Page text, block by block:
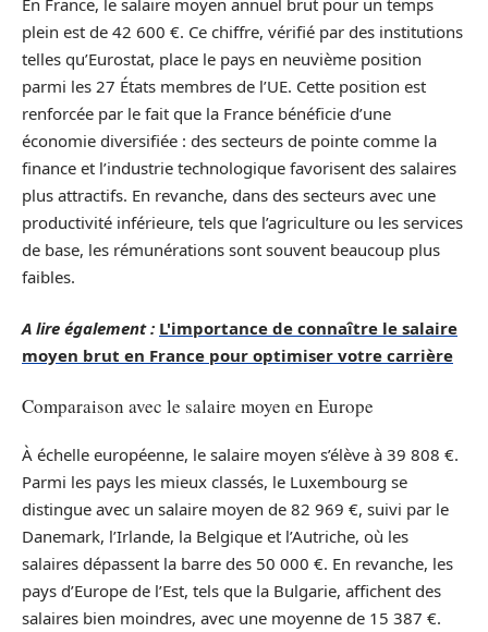
plein est de 42 600 €. Ce chiffre, vérifié par des institutions
telles qu’Eurostat, place le pays en neuvième position
parmi les 27 États membres de l’UE. Cette position est
renforcée par le fait que la France bénéficie d’une
économie diversifiée : des secteurs de pointe comme la
finance et l’industrie technologique favorisent des salaires
plus attractifs. En revanche, dans des secteurs avec une
productivité inférieure, tels que l’agriculture ou les services
de base, les rémunérations sont souvent beaucoup plus
faibles.
A lire également : L'importance de connaître le salaire
moyen brut en France pour optimiser votre carrière
Comparaison avec le salaire moyen en Europe
À échelle européenne, le salaire moyen s’élève à 39 808 €.
Parmi les pays les mieux classés, le Luxembourg se
distingue avec un salaire moyen de 82 969 €, suivi par le
Danemark, l’Irlande, la Belgique et l’Autriche, où les
salaires dépassent la barre des 50 000 €. En revanche, les
pays d’Europe de l’Est, tels que la Bulgarie, affichent des
salaires bien moindres, avec une moyenne de 15 387 €.